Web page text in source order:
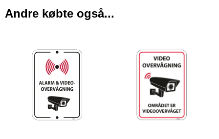
Andre købte også...